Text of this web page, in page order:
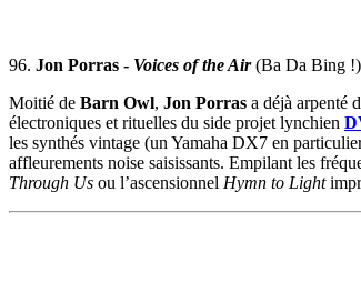
96. Jon Porras - Voices of the Air (Ba Da Bing !)
Moitié de Barn Owl, Jon Porras a déjà arpenté
électroniques et rituelles du side projet lynchien
les synthés vintage (un Yamaha DX7 en
affleurements noise saisissants. Empilant les
Through Us ou l’ascensionnel Hymn to Light